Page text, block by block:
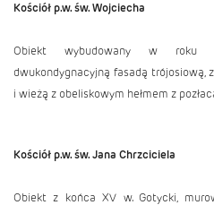
Kościół p.w. św. Wojciecha
Obiekt wybudowany w roku
dwukondygnacyjną fasadą trójosiową,
i wieżą z obeliskowym hełmem z
Kościół p.w. św. Jana Chrzciciela
Obiekt z końca XV w. Gotycki,